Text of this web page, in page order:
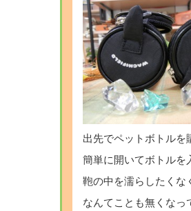
出先でペットボトルを
簡単に開いてボトルを
鞄の中を濡らしたく
なんてことも無くなっ